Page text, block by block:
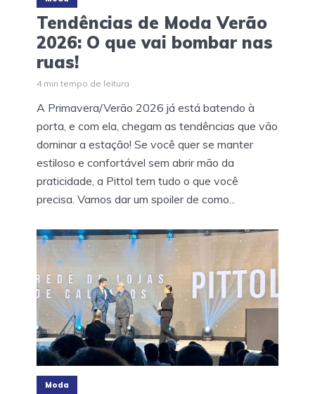
Tendências de Moda Verão
2026: O que vai bombar nas
ruas!
4 min tempo de leitura
A Primavera/Verão 2026 já está batendo à
porta, e com ela, chegam as tendências que vão
dominar a estação! Se você quer se manter
estiloso e confortável sem abrir mão da
praticidade, a Pittol tem tudo o que você
precisa. Vamos dar um spoiler de como...
Moda